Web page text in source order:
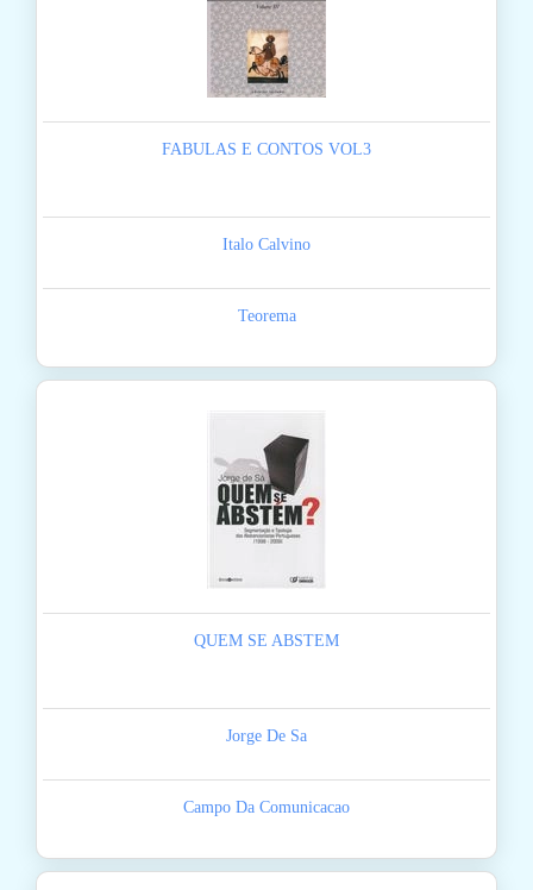
FABULAS E CONTOS VOL3
Italo Calvino
Teorema
QUEM SE ABSTEM
Jorge De Sa
Campo Da Comunicacao